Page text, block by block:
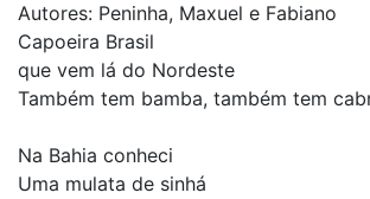
Autores: Peninha, Maxuel e Fabiano
Capoeira Brasil
que vem lá do Nordeste
Também tem bamba, também tem
Na Bahia conheci
Uma mulata de sinhá